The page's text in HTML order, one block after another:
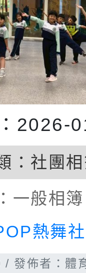
2026-
： 社團
一般相簿
熱舞
發佈者：體